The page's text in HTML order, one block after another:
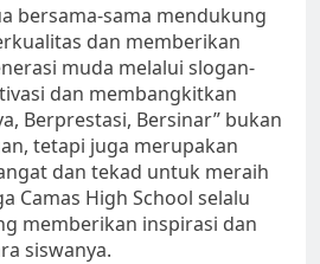
bersama-sama mendukung
dan memberikan
muda melalui slogan-
dan membangkitkan
Berprestasi, Bersinar” bukan
tetapi juga merupakan
dan tekad untuk meraih
Camas High School selalu
memberikan inspirasi dan
siswanya.